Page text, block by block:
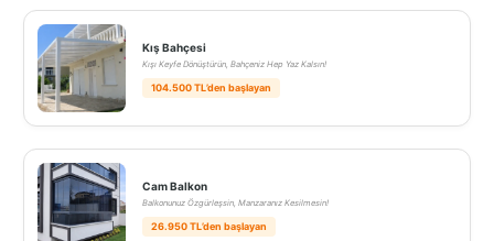
Kış Bahçesi
Kışı Keyfe Dönüştürün, Bahçeniz Hep Yaz Kalsın!
104.500 TL’den başlayan
Cam Balkon
Balkonunuz Özgürleşsin, Manzaranız Kesilmesin!
26.950 TL’den başlayan